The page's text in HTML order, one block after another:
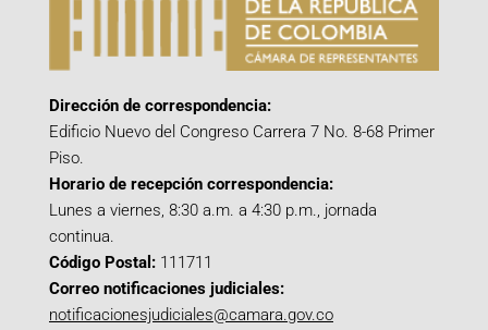
Dirección de correspondencia:
Edificio Nuevo del Congreso Carrera 7 No. 8-68 Primer
Piso.
Horario de recepción correspondencia:
Lunes a viernes, 8:30 a.m. a 4:30 p.m., jornada
continua.
Código Postal: 111711
Correo notificaciones judiciales:
notificacionesjudiciales@camara.gov.co